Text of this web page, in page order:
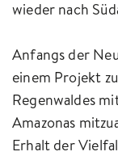
wieder nach
Anfangs der
einem Projekt
Regenwaldes
Amazonas
Erhalt der